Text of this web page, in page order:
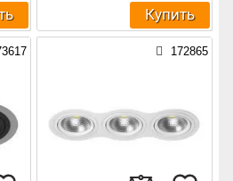
Купить
172865